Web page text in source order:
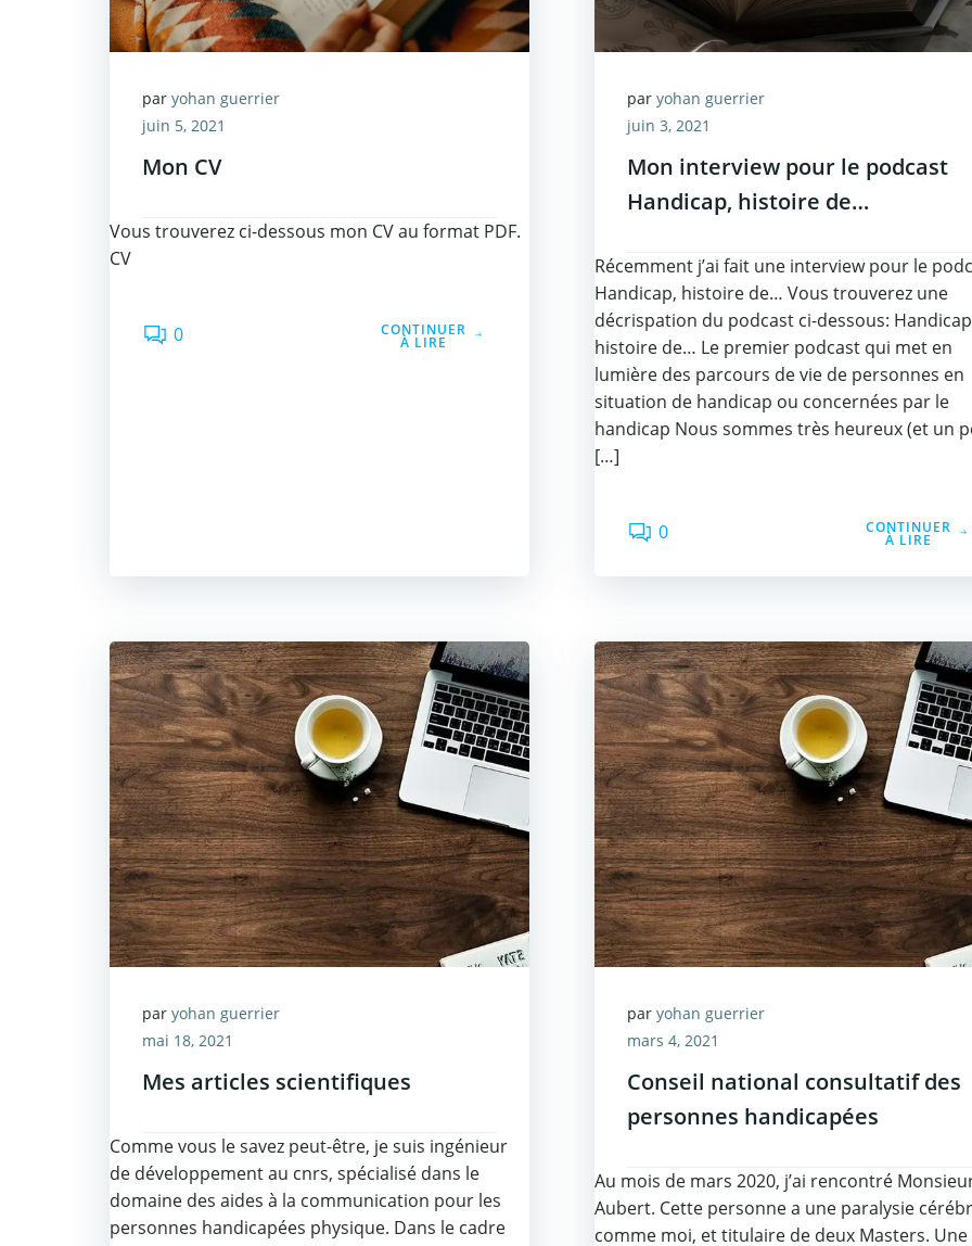
par yohan guerrier
juin 5, 2021
Mon CV
Vous trouverez ci-dessous mon CV au format PDF.
CV
0 CONTINUER
À LIRE
par yohan guerrier
juin 3, 2021
Mon interview pour le podcast
Handicap, histoire de…
Récemment j’ai fait une interview pour le
Handicap, histoire de… Vous trouverez une
décrispation du podcast ci-dessous:
histoire de… Le premier podcast qui met en
lumière des parcours de vie de personnes en
situation de handicap ou concernées par le
handicap Nous sommes très heureux (et un
[…]
0 CONTINUER
À LIRE
par yohan guerrier
mai 18, 2021
Mes articles scientifiques
Comme vous le savez peut-être, je suis ingénieur
de développement au cnrs, spécialisé dans le
domaine des aides à la communication pour les
personnes handicapées physique. Dans le cadre
par yohan guerrier
mars 4, 2021
Conseil national consultatif des
personnes handicapées
Au mois de mars 2020, j’ai rencontré
Aubert. Cette personne a une paralysie
comme moi, et titulaire de deux Masters. Une